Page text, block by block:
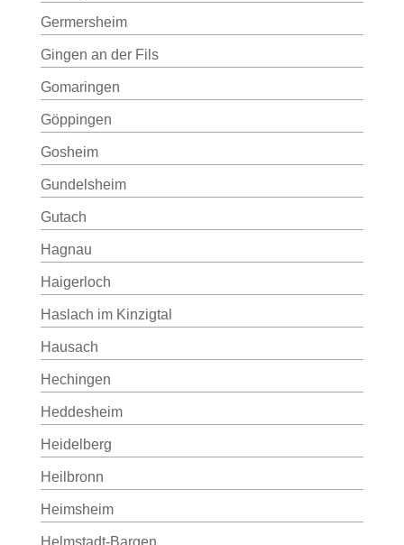
Germersheim
Gingen an der Fils
Gomaringen
Göppingen
Gosheim
Gundelsheim
Gutach
Hagnau
Haigerloch
Haslach im Kinzigtal
Hausach
Hechingen
Heddesheim
Heidelberg
Heilbronn
Heimsheim
Helmstadt-Bargen